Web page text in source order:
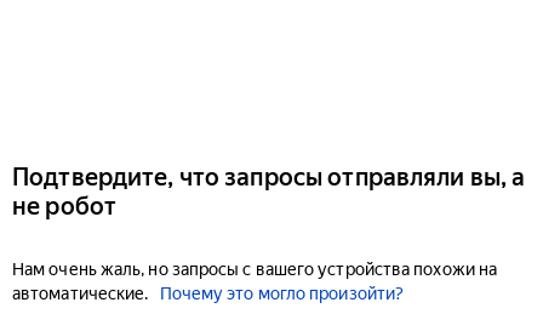
Подтвердите, что запросы отправляли вы, а
не робот
Нам очень жаль, но запросы с вашего устройства похожи на
автоматические.
Почему это могло произойти?